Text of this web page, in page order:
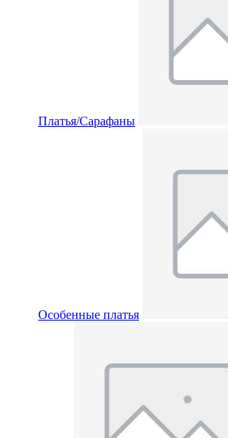
Платья/Сарафаны
Особенные платья